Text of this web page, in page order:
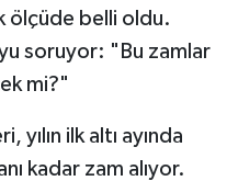
ölçüde belli oldu.
soruyor: "Bu zamlar
mi?"
yılın ilk altı ayında
kadar zam alıyor.